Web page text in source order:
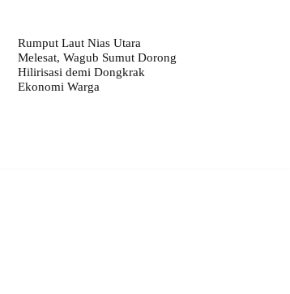
Rumput Laut Nias Utara
Melesat, Wagub Sumut Dorong
Hilirisasi demi Dongkrak
Ekonomi Warga